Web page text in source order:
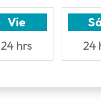
Vie
24 hrs
24